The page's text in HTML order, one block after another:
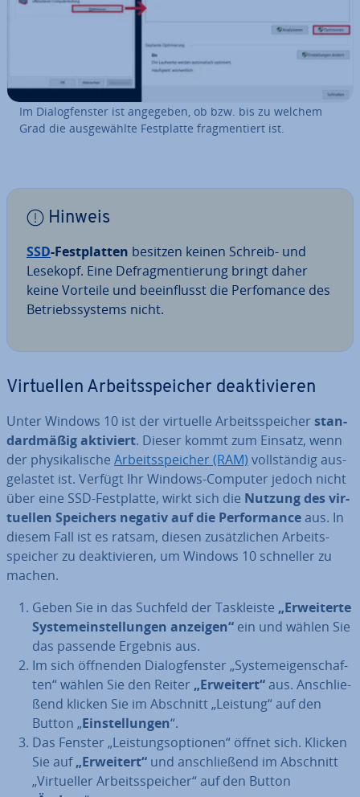
Im Dia­log­fens­ter ist angegeben, ob bzw. bis zu welchem
Grad die aus­ge­wähl­te Fest­plat­te frag­men­tiert ist.
Hinweis
SSD-Fest­plat­ten besitzen keinen Schreib- und
Lesekopf. Eine De­frag­men­tie­rung bringt daher
keine Vorteile und be­ein­flusst die Per­fo­mance des
Be­triebs­sys­tems nicht.
Vir­tu­el­len Ar­beits­spei­cher de­ak­ti­vie­ren
Unter Windows 10 ist der virtuelle Ar­beits­spei­cher stan­
dard­mä­ßig aktiviert. Dieser kommt zum Einsatz, wenn
der phy­si­ka­li­sche Ar­beits­spei­cher (RAM) voll­stän­dig aus­
ge­las­tet ist. Verfügt Ihr Windows-Computer jedoch nicht
über eine SSD-Fest­plat­te, wirkt sich die Nutzung des vir­
tu­el­len Speichers negativ auf die Per­for­manceaus. In
diesem Fall ist es ratsam, diesen zu­sätz­li­chen Ar­beits­
spei­cher zu de­ak­ti­vie­ren, um Windows 10 schneller zu
machen.
Geben Sie in das Suchfeld der Task­leis­te „Er­wei­ter­te
Sys­tem­ein­stel­lun­gen anzeigen“ ein und wählen Sie
das passende Ergebnis aus.
Im sich öffnenden Dia­log­fens­ter „Sys­tem­ei­gen­schaf­
ten“ wählen Sie den Reiter „Erweitert“aus. An­schlie­
ßend klicken Sie im Abschnitt „Leistung“ auf den
Button „Ein­stel­lun­gen“.
Das Fenster „Leis­tungs­op­tio­nen“ öffnet sich. Klicken
Sie auf„Erweitert“ und an­schlie­ßend im Abschnitt
„Vir­tu­el­ler Ar­beits­spei­cher“ auf den Button